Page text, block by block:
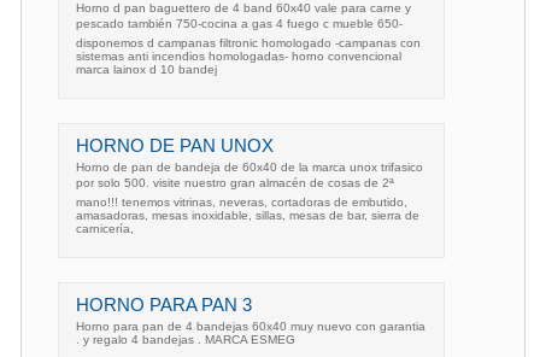
Horno d pan baguettero de 4 band 60x40 vale para carne y
pescado también 750-cocina a gas 4 fuego c mueble 650-
disponemos d campanas filtronic homologado -campanas con
sistemas anti incendios homologadas- horno convencional
marca lainox d 10 bandej
HORNO DE PAN UNOX
Horno de pan de bandeja de 60x40 de la marca unox trifasico
por solo 500. visite nuestro gran almacén de cosas de 2ª
mano!!! tenemos vitrinas, neveras, cortadoras de embutido,
amasadoras, mesas inoxidable, sillas, mesas de bar, sierra de
carnicería,
HORNO PARA PAN 3
Horno para pan de 4 bandejas 60x40 muy nuevo con garantia
. y regalo 4 bandejas . MARCA ESMEG